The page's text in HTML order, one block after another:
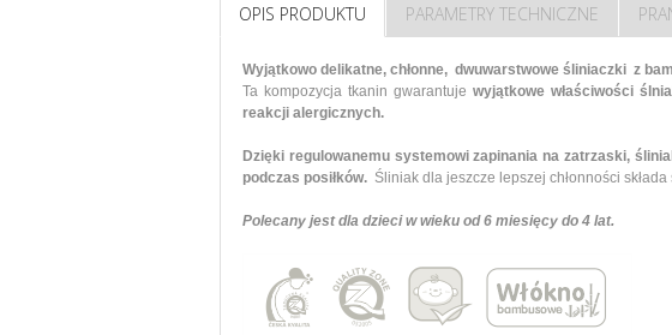
OPIS PRODUKTU PARAMETRY TECHNICZNE
Wyjątkowo delikatne, chłonne, dwuwarstwowe śliniaczki z
Ta kompozycja tkanin gwarantuje wyjątkowe właściwości
reakcji alergicznych.
Dzięki regulowanemu systemowi zapinania na zatrzaski,
podczas posiłków. Śliniak dla jeszcze lepszej chłonności
Polecany jest dla dzieci w wieku od 6 miesięcy do 4 lat.